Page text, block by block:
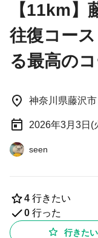
【11km
往復コー
る最高の
神奈川県藤沢
2026年3月3日(
seen
4 行きたい
0 行った
行きたい